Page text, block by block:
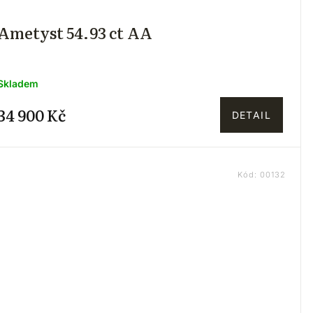
54.93 ct AA
900 Kč DETAIL
Kód: 00132